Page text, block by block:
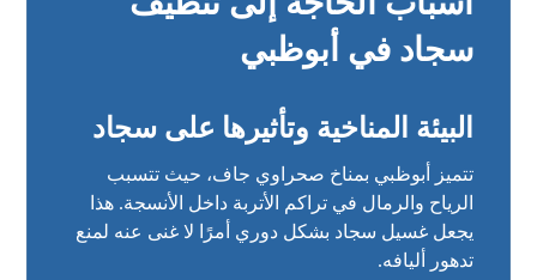
سجاد في أبوظبي
البيئة المناخية وتأثيرها على سجاد
تتميز أبوظبي بمناخ صحراوي جاف، حيث تتسبب
الرياح والرمال في تراكم الأتربة داخل الأنسجة. هذا
يجعل غسيل سجاد بشكل دوري أمرًا لا غنى عنه لمنع
تدهور أليافه.